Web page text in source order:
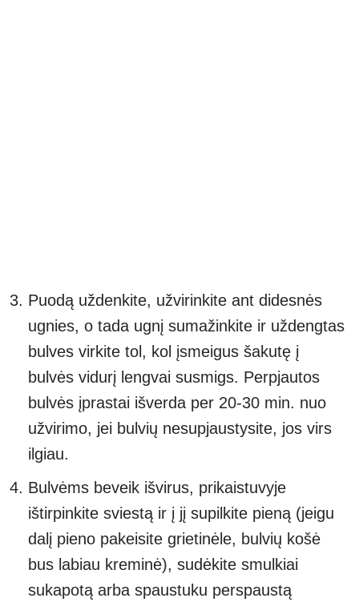
Puodą uždenkite, užvirinkite ant didesnės
ugnies, o tada ugnį sumažinkite ir uždengtas
bulves virkite tol, kol įsmeigus šakutę į
bulvės vidurį lengvai susmigs. Perpjautos
bulvės įprastai išverda per 20-30 min. nuo
užvirimo, jei bulvių nesupjaustysite, jos virs
ilgiau.
Bulvėms beveik išvirus, prikaistuvyje
ištirpinkite sviestą ir į jį supilkite pieną (jeigu
dalį pieno pakeisite grietinėle, bulvių košė
bus labiau kreminė), sudėkite smulkiai
sukapotą arba spaustuku perspaustą